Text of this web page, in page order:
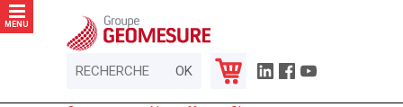
MENU
Panneau de gestion des cookies